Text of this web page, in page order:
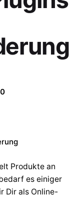
Produkte an
es einiger
Dir als Online-